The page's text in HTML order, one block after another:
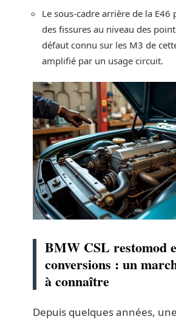
Le sous-cadre arrière de la E46
des fissures au niveau des
défaut connu sur les M3 de
amplifié par un usage circuit.
BMW CSL restomod
conversions : un
à connaître
Depuis quelques années,